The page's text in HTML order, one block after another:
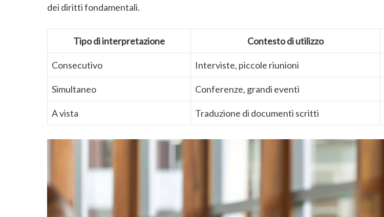
dei diritti fondamentali.
Tipo di interpretazione Contesto di utilizzo
Consecutivo Interviste, piccole riunioni
Simultaneo Conferenze, grandi eventi
A vista Traduzione di documenti scritti